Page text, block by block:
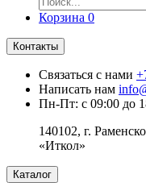
Корзина 0
Контакты
Связаться с нами
Написать нам
Пн-Пт: с 09:00 до
140102, г.
«Иткол»
Каталог